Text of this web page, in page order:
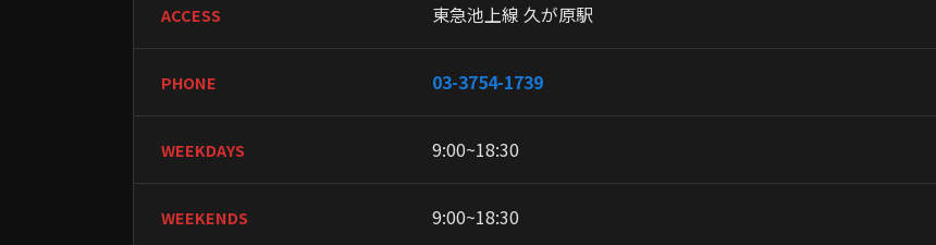
ACCESS 東急池上線 久が原駅
PHONE 03-3754-1739
WEEKDAYS 9:00~18:30
WEEKENDS 9:00~18:30